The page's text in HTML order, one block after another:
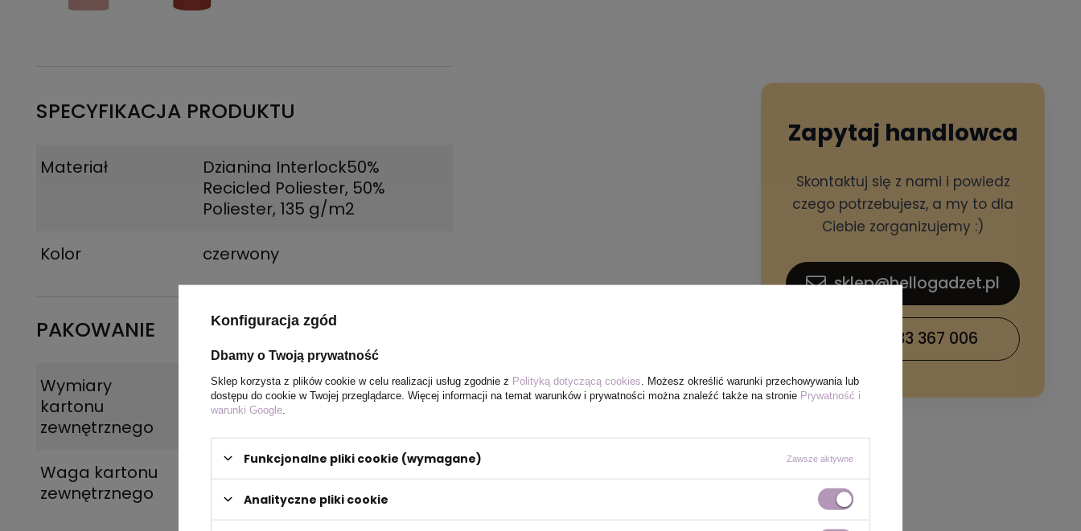
SPECYFIKACJA PRODUKTU
Materiał
Dzianina Interlock50%
Recicled Poliester, 50%
Poliester, 135 g/m2
Kolor
czerwony
PAKOWANIE
Wymiary
kartonu
zewnętrznego
44 x 32 x 17 cm
Waga kartonu
zewnętrznego
Zapytaj handlowca
Skontaktuj się z nami i powiedz
czego potrzebujesz, a my to dla
Ciebie zorganizujemy :)
sklep@hellogadzet.pl
+48 733 367 006
Konfiguracja zgód
Dbamy o Twoją prywatność
Sklep korzysta z plików cookie w celu realizacji usług zgodnie z Polityką dotyczącą cookies . Możesz określić warunki przechowywania lub
dostępu do cookie w Twojej przeglądarce. Więcej informacji na temat warunków i prywatności można znaleźć także na stronie Prywatność i
warunki Google
Funkcjonalne pliki cookie (wymagane) Zawsze aktywne
Analityczne pliki cookie